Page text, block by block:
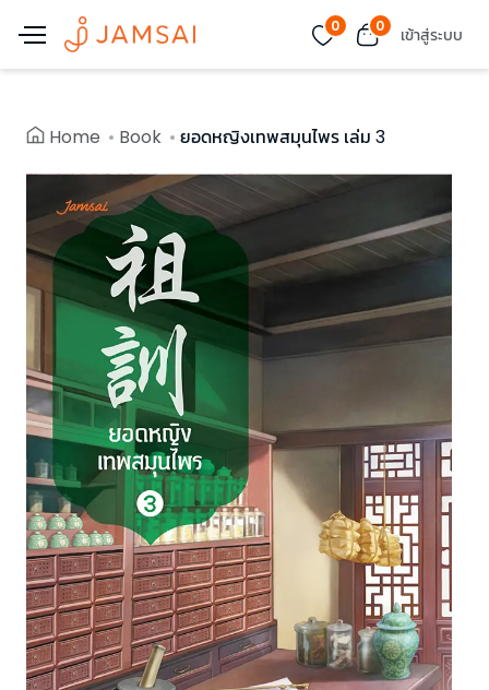
0 0 เข้าสู่ระบบ
Home Book ยอดหญิงเทพสมุนไพร เล่ม 3